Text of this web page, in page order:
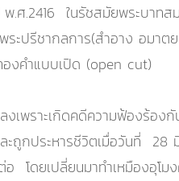
.2416 ในรัชสมัยพระบาทส
ระปรีชากลการ(สำอาง อม
องคำแบบเปิด (open cut)
เพราะเกิดคดีความฟ้องร้อ
ถูกประหารชีวิตเมื่อวันที่
โดยเปลี่ยนมาทำเหมืองอุโ